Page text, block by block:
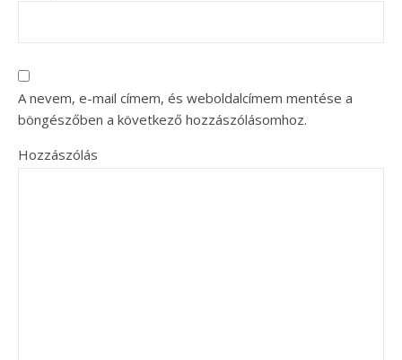
A nevem, e-mail címem, és weboldalcímem mentése a
böngészőben a következő hozzászólásomhoz.
Hozzászólás